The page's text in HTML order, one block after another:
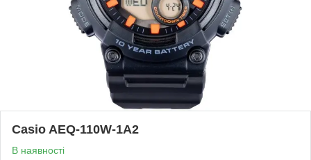
Casio AEQ-110W-1A2
В наявності